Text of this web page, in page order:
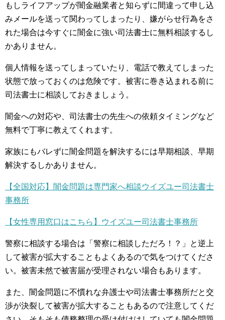
もしライフアップが闇金融業者と知らずに間違って申し込
みメールを送って関わってしまったり、嫌がらせ行為をさ
れた場合は今すぐに闇金に強い司法書士に無料相談するし
かありません。
個人情報を送ってしまっていたり、電話で教えてしまった
状態で放っておくのは危険です。被害に巻き込まれる前に
司法書士に相談しておきましょう。
闇金への対応や、司法書士の先生への依頼タイミングなど
無料で丁寧に教えてくれます。
家族にもバレずに闇金問題を解決するには早期相談、早期
解決するしかありません。
【全国対応】闇金問題は専門家へ相談ウイズユー司法書士
事務所
【女性専用窓口はこちら】ウイズユー司法書士事務所
警察に相談する場合は「警察に相談しただろ！？」と逆上
して被害が拡大することもよくあるので気をつけてくださ
い。被害未然で被害届が受理されない場合もあります。
また、闇金問題に不慣れな弁護士や司法書士事務所だと交
渉が決裂して被害が拡大することもあるので注意してくだ